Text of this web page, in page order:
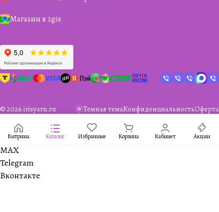
Магазин в 2gis
© 2026 irisyarn.ru Темная темаКонфиденциальностьОферта
Витрина Каталог Избранные Корзина Кабинет Акции
MAX
Telegram
Вконтакте